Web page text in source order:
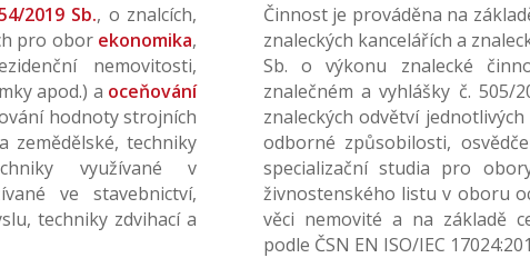
2019 Sb., o znalcích,
pro obor ekonomika,
nemovitosti,
apod.) a oceňování
hodnoty strojních
zemědělské, techniky
využívané v
ve stavebnictví,
techniky zdvihací a
Činnost je prováděna na
znaleckých kancelářích a
Sb. o výkonu znalecké
znalečném a vyhlášky č. 505/
znaleckých odvětví
odborné způsobilosti,
specializační studia pro
živnostenského listu v oboru
věci nemovité a na základě
podle ČSN EN ISO/IEC